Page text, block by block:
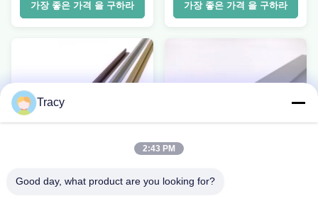
가장 좋은 가격 을 구하라 가장 좋은 가격 을 구하라
Tracy
2:43 PM
Good day, what product are you looking for?